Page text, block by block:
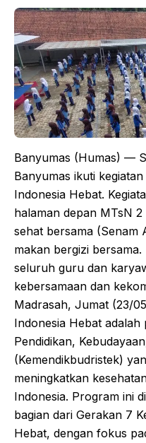
Banyumas (Humas) —
Banyumas ikuti
Indonesia Hebat.
halaman depan MTsN
sehat bersama (Senam
makan bergizi
seluruh guru dan
kebersamaan dan
Madrasah, Jumat (23/
Indonesia Hebat
Pendidikan,
(Kemendikbudristek)
meningkatkan
Indonesia. Program ini
bagian dari Gerakan 7
Hebat, dengan fokus